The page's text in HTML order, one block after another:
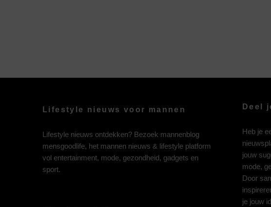
Lifestyle nieuws voor mannen
Lifestyle nieuws ontdekken? Bezoek mannenblog
mensgoodlife, het mannen nieuws & lifestyle platform
vol entertainment, mode, gezondheid, gadgets en
sport.
Deel
Heb je
jouw
mode,
Door
je jouw